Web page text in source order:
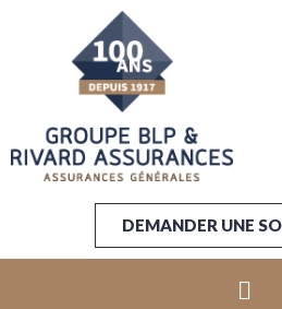
DEMANDER UNE